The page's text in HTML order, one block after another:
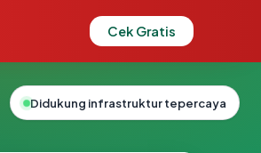
Cek Gratis
Didukung infrastruktur tepercaya